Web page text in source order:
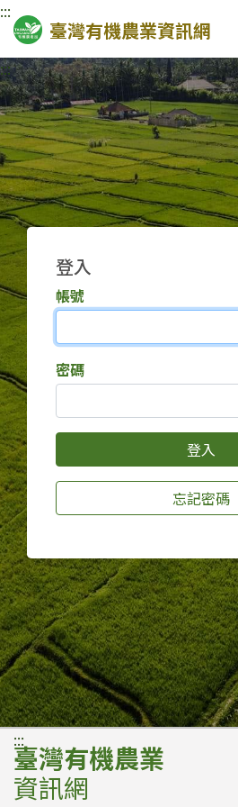
:::
臺灣有機農業資訊網
:::
登入
帳號
密碼
登入
忘記密碼
:::
臺灣有機農業
資訊網